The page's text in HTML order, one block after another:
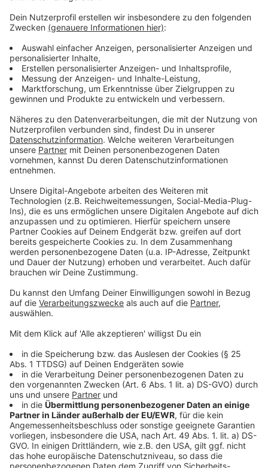
Video-Service zu laden!
Wir verwenden einen Service eines
Drittanbieters, um Videoinhalte
einzubetten. Dieser Service kann
Daten zu Ihren Aktivitäten
sammeln. Bitte lesen Sie die
Details durch und stimmen Sie der
Nutzung des Service zu, um dieses
Video anzusehen.
Mehr Informationen
Akzeptieren
powered byUsercentrics Consent
Management Platform
Je näher Simon der Wahrheit kommt, desto größer
wird die Gefahr – für ihn selbst und für alles, was ihm
noch geblieben ist.
Anzeige
©Copyright: Netflix
Simon ist Tag und Nacht auf der Suche nach seiner
Tochter.
Anzeige
©Copyright: Netflix
Paige ist schwer drogenabhängig. Und sie trägt ein
dunkles Geheimnis mit sich.
Anzeige